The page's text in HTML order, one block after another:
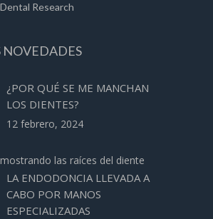
Dental Research
NOVEDADES
¿POR QUÉ SE ME MANCHAN
LOS DIENTES?
12 febrero, 2024
LA ENDODONCIA LLEVADA A
CABO POR MANOS
ESPECIALIZADAS